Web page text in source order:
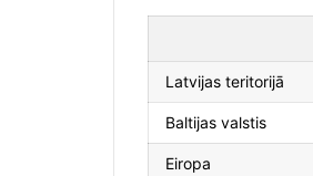
Latvijas teritorijā
Baltijas valstis
Eiropa